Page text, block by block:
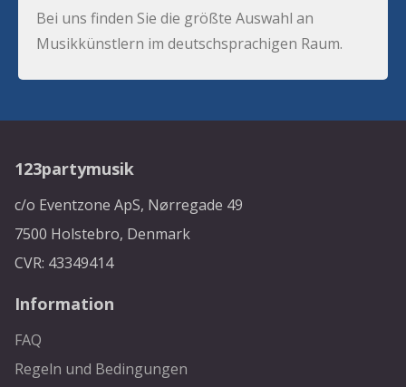
Bei uns finden Sie die größte Auswahl an
Musikkünstlern im deutschsprachigen Raum.
123partymusik
c/o Eventzone ApS, Nørregade 49
7500 Holstebro, Denmark
CVR: 43349414
Information
FAQ
Regeln und Bedingungen